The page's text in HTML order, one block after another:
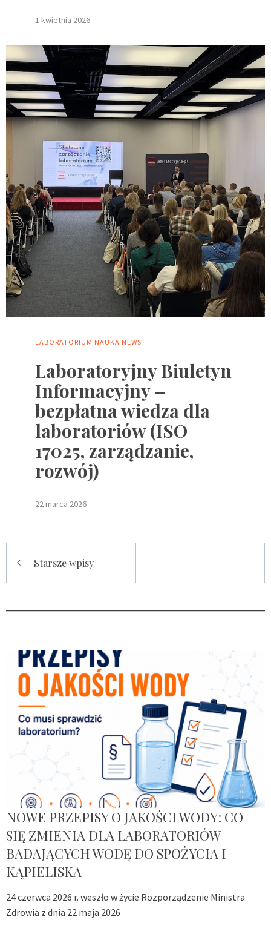
1 kwietnia 2026
LABORATORIUM NAUKA NEWS
Laboratoryjny Biuletyn
Informacyjny –
bezpłatna wiedza dla
laboratoriów (ISO
17025, zarządzanie,
rozwój)
22 marca 2026
po
Starsze wpisy
NOWE PRZEPISY O JAKOŚCI WODY: CO
SIĘ ZMIENIA DLA LABORATORIÓW
BADAJĄCYCH WODĘ DO SPOŻYCIA I
KĄPIELISKA
24 czerwca 2026 r. weszło w życie Rozporządzenie Ministra
Zdrowia z dnia 22 maja 2026